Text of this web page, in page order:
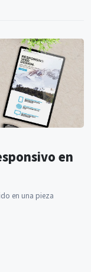
en
en una pieza